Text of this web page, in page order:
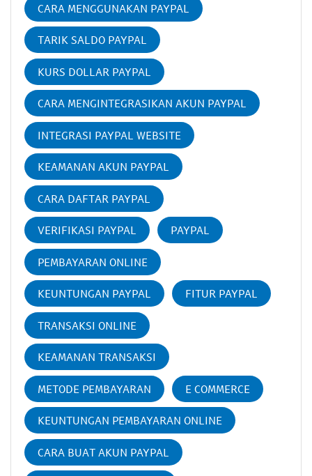
CARA MENGGUNAKAN PAYPAL
TARIK SALDO PAYPAL
KURS DOLLAR PAYPAL
CARA MENGINTEGRASIKAN AKUN PAYPAL
INTEGRASI PAYPAL WEBSITE
KEAMANAN AKUN PAYPAL
CARA DAFTAR PAYPAL
VERIFIKASI PAYPAL PAYPAL
PEMBAYARAN ONLINE
KEUNTUNGAN PAYPAL FITUR PAYPAL
TRANSAKSI ONLINE
KEAMANAN TRANSAKSI
METODE PEMBAYARAN E COMMERCE
KEUNTUNGAN PEMBAYARAN ONLINE
CARA BUAT AKUN PAYPAL